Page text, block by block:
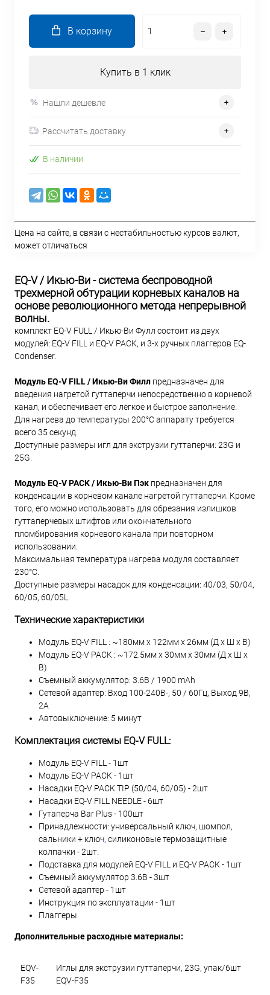
В корзину
Купить в 1 клик
Нашли дешевле
Рассчитать доставку
В наличии
Цена на сайте, в связи с нестабильностью курсов валют,
может отличаться
EQ-V / Икью-Ви - система беспроводной
трехмерной обтурации корневых каналов на
основе революционного метода непрерывной
волны.
комплект EQ-V FULL / Икью-Ви Фулл состоит из двух
модулей: EQ-V FILL и EQ-V PACK, и 3-х ручных плаггеров EQ-
Condenser.
Модуль EQ-V FILL / Икью-Ви Филл предназначен для
введения нагретой гуттаперчи непосредственно в корневой
канал, и обеспечивает его легкое и быстрое заполнение.
Для нагрева до температуры 200°С аппарату требуется
всего 35 секунд.
Доступные размеры игл для экструзии гуттаперчи: 23G и
25G.
Модуль EQ-V PACK / Икью-Ви Пэк предназначен для
конденсации в корневом канале нагретой гуттаперчи. Кроме
того, его можно использовать для обрезания излишков
гуттаперчевых штифтов или окончательного
пломбирования корневого канала при повторном
использовании.
Максимальная температура нагрева модуля составляет
230°С.
Доступные размеры насадок для конденсации: 40/03, 50/04,
60/05, 60/05L.
Технические характеристики
Модуль EQ-V FILL : ~180мм x 122мм x 26мм (Д x Ш x В)
Модуль EQ-V PACK : ~172.5мм x 30мм x 30мм (Д x Ш x
В)
Съемный аккумулятор: 3.6В / 1900 mAh
Сетевой адаптер: Вход 100-240В-, 50 / 60Гц, Выход 9В,
2A
Автовыключение: 5 минут
Комплектация системы EQ-V FULL:
Модуль EQ-V FILL - 1шт
Модуль EQ-V PACK - 1шт
Насадки EQ-V PACK TIP (50/04, 60/05) - 2шт
Насадки EQ-V FILL NEEDLE - 6шт
Гутаперча Bar Plus - 100шт
Принадлежности: универсальный ключ, шомпол,
сальники + ключ, силиконовые термозащитные
колпачки - 2шт.
Подставка для модулей EQ-V FILL и EQ-V PACK - 1шт
Съемный аккумулятор 3.6В - 3шт
Сетевой адаптер - 1шт
Инструкция по эксплуатации - 1шт
Плаггеры
Дополнительные расходные материалы:
EQV-
F35
Иглы для экструзии гуттаперчи, 23G, упак/6шт
EQV-F35